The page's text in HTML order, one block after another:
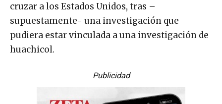
cruzar a los Estados Unidos, tras –
supuestamente- una investigación que
pudiera estar vinculada a una investigación de
huachicol.
Publicidad